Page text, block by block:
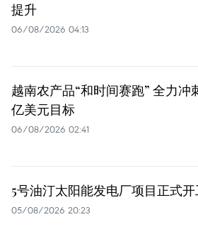
提升
06/08/2026 04:13
越南农产品“和时间赛跑” 全力冲
亿美元目标
06/08/2026 02:41
5号油汀太阳能发电厂项目正式开
05/08/2026 20:23